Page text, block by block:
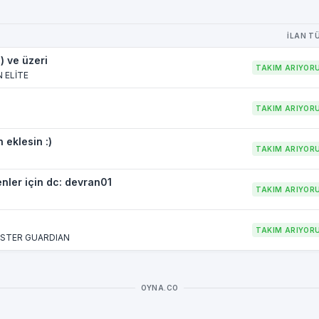
İLAN
ve üzeri
ELİTE
TAKIM
TAKIM
eklesin :)
TAKIM
için dc: devran01
TAKIM
GUARDIAN
TAKIM
OYNA.CO